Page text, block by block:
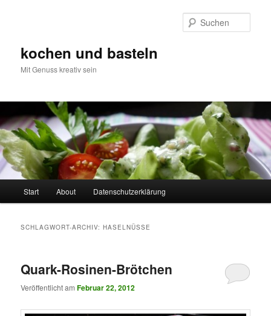
kochen und basteln
Mit Genuss kreativ sein
Start About Datenschutzerklärung
SCHLAGWORT-ARCHIV:HASELNÜSSE
Quark-Rosinen-Brötchen
Veröffentlicht amFebruar 22, 2012